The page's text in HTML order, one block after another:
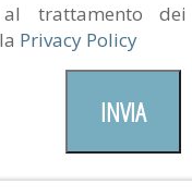
al trattamento
Privacy Policy
INVIA